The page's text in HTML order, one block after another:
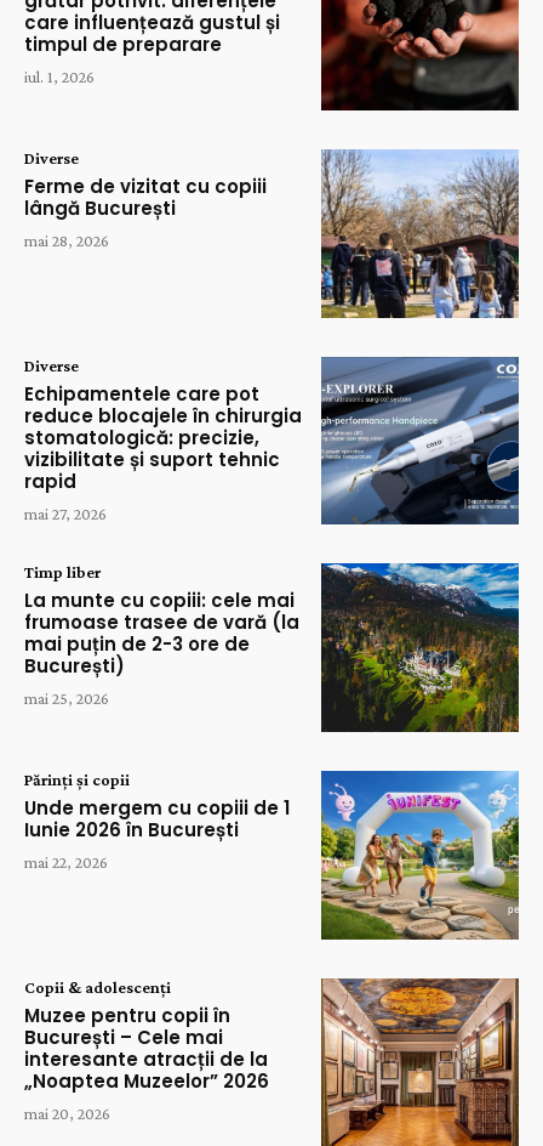
care influențează gustul și
timpul de preparare
iul. 1, 2026
Diverse
Ferme de vizitat cu copiii
lângă București
mai 28, 2026
Diverse
Echipamentele care pot
reduce blocajele în chirurgia
stomatologică: precizie,
vizibilitate și suport tehnic
rapid
mai 27, 2026
Timp liber
La munte cu copiii: cele mai
frumoase trasee de vară (la
mai puțin de 2-3 ore de
București)
mai 25, 2026
Părinți și copii
Unde mergem cu copiii de 1
Iunie 2026 în București
mai 22, 2026
Copii & adolescenți
Muzee pentru copii în
București – Cele mai
interesante atracții de la
„Noaptea Muzeelor” 2026
mai 20, 2026